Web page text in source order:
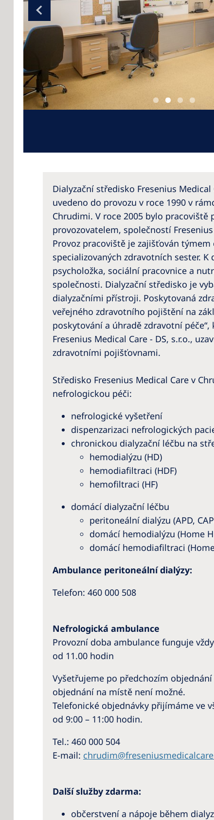
Dialyzační středisko Fresenius
uvedeno do provozu v roce 1990 v
Chrudimi. V roce 2005 bylo pracoviště
provozovatelem, společností Fresenius
Provoz pracoviště je zajišťován
specializovaných zdravotních sester.
psycholožka, sociální pracovnice a
společnosti. Dialyzační středisko je
dialyzačními přístroji. Poskytovaná
veřejného zdravotního pojištění na
poskytování a úhradě zdravotní
Fresenius Medical Care - DS, s.r.o.,
zdravotními pojišťovnami.
Středisko Fresenius Medical Care v
nefrologickou péči:
nefrologické vyšetření
dispenzarizaci nefrologických
chronickou dialyzační léčbu na
hemodialýzu (HD)
hemodiafiltraci (HDF)
hemofiltraci (HF)
domácí dialyzační léčbu
peritoneální dialýzu (APD,
domácí hemodialýzu (Home
domácí hemodiafiltraci
Ambulance peritoneální dialýzy:
Telefon: 460 000 508
Nefrologická ambulance
Provozní doba ambulance funguje
od 11.00 hodin
Vyšetřujeme po předchozím
objednání na místě není možné.
Telefonické objednávky přijímáme ve
od 9:00 – 11:00 hodin.
Tel.: 460 000 504
E-mail:
Další služby zdarma:
občerstvení a nápoje během